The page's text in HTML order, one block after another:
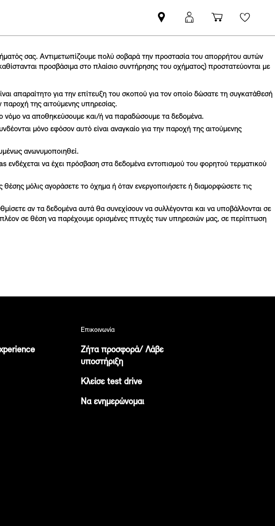
Βρείτε
Επίσημο
MINI
ΜΙΝΙ
Αpp
Καλάθι
αγορών
σας. Αντιμετωπίζουμε πολύ σοβαρά την προστασία του απορρήτου αυτών
προσβάσιμα στο πλαίσιο συντήρησης του οχήματος) προστατεύονται με
απαραίτητο για την επίτευξη του σκοπού για τον οποίο δώσατε τη συγκατάθεσή
της αιτούμενης υπηρεσίας.
νόμο να αποθηκεύσουμε και/ή να παραδώσουμε τα δεδομένα.
μόνο εφόσον αυτό είναι αναγκαίο για την παροχή της αιτούμενης
ανωνυμοποιηθεί.
να έχει πρόσβαση στα δεδομένα εντοπισμού του φορητού τερματικού
μόλις αγοράσετε το όχημα ή όταν ενεργοποιήσετε ή διαμορφώσετε τις
αν τα δεδομένα αυτά θα συνεχίσουν να συλλέγονται και να υποβάλλονται σε
σε θέση να παρέχουμε ορισμένες πτυχές των υπηρεσιών μας, σε περίπτωση
Επικοινωνία
Ζήτα προσφορά/ Λάβε
υποστήριξη
Κλείσε test drive
Να ενημερώνομαι